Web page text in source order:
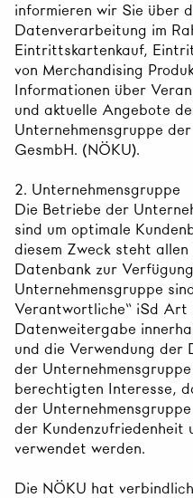
informieren wir Sie über
Datenverarbeitung im
Eintrittskartenkauf,
von Merchandising
Informationen über
und aktuelle Angebote
Unternehmensgruppe
GesmbH. (NÖKU).
2. Unternehmensgruppe
Die Betriebe der
sind um optimale
diesem Zweck steht
Datenbank zur
Unternehmensgruppe
Verantwortliche“ iSd Art
Datenweitergabe
und die Verwendung
der
berechtigten Interesse,
der
der Kundenzufriedenheit
verwendet werden.
Die NÖKU hat